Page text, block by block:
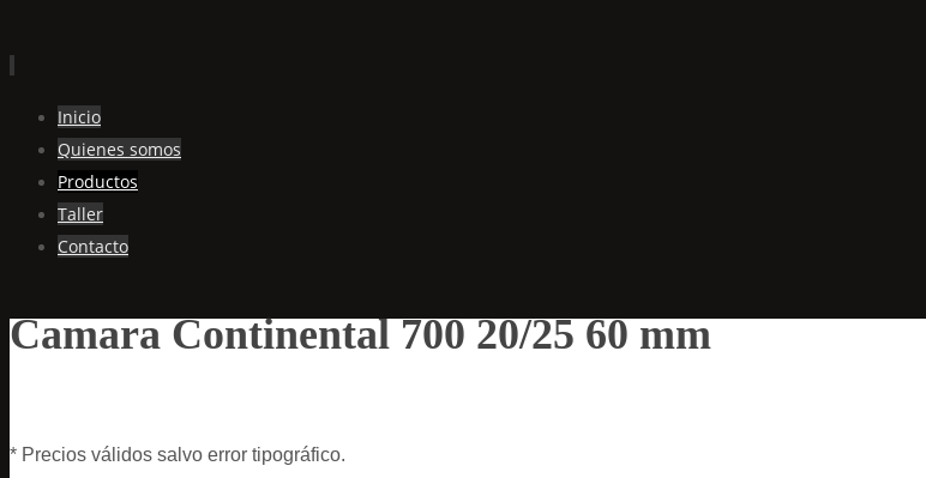
contenido
Inicio
Quienes somos
Productos
Taller
Contacto
Camara Continental 700 20/25 60 mm
* Precios válidos salvo error tipográfico.